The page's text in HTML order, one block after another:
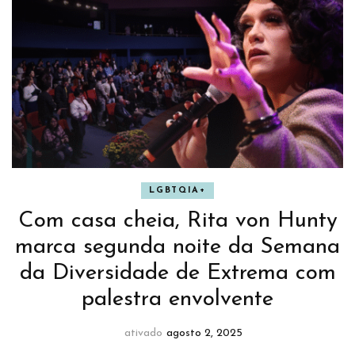
LGBTQIA+
Com casa cheia, Rita von Hunty
marca segunda noite da Semana
da Diversidade de Extrema com
palestra envolvente
ativado agosto 2, 2025